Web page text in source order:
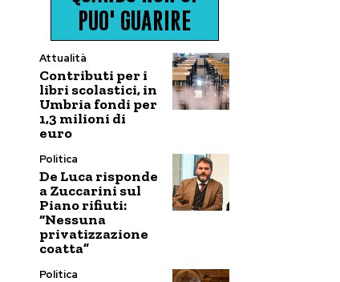
Attualità
Contributi per i
libri scolastici, in
Umbria fondi per
1,3 milioni di
euro
Politica
De Luca risponde
a Zuccarini sul
Piano rifiuti:
“Nessuna
privatizzazione
coatta”
Politica